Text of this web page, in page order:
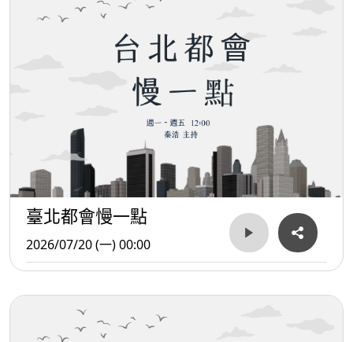
臺北都會慢一點
2026/07/20 (一) 00:00